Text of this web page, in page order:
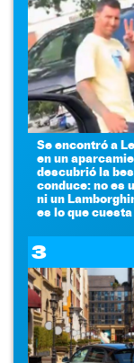
Se encontró a
en un
descubrió la
conduce: no es
ni un
es lo que cuesta
3